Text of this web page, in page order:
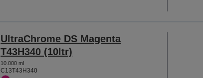
UltraChrome DS Magenta
T43H340 (10ltr)
10.000 ml
C13T43H340